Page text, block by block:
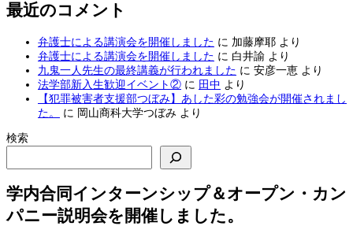
最近のコメント
弁護士による講演会を開催しました に 加藤摩耶 より
弁護士による講演会を開催しました に 白井諭 より
九鬼一人先生の最終講義が行われました に 安彦一恵 より
法学部新入生歓迎イベント② に 田中 より
【犯罪被害者支援部つぼみ】あした彩の勉強会が開催されまし
た。
に 岡山商科大学つぼみ より
検索
学内合同インターンシップ＆オープン・カン
パニー説明会を開催しました。